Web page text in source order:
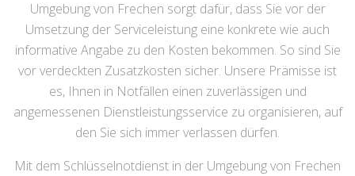
Umgebung von Frechen sorgt dafür, dass Sie vor der
Umsetzung der Serviceleistung eine konkrete wie auch
informative Angabe zu den Kosten bekommen. So sind Sie
vor verdeckten Zusatzkosten sicher. Unsere Prämisse ist
es, Ihnen in Notfällen einen zuverlässigen und
angemessenen Dienstleistungsservice zu organisieren, auf
den Sie sich immer verlassen dürfen.
Mit dem Schlüsselnotdienst in der Umgebung von Frechen